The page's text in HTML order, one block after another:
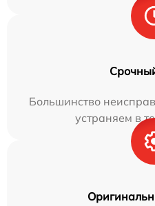
Большинство
устраняем в